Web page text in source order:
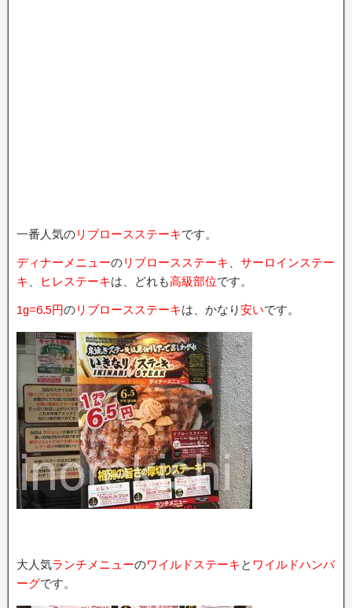
一番人気のリブロースステーキです。
ディナーメニューのリブロースステーキ
サーロインステー
キ
ヒレステーキは、どれも高級部位です。
1g=6.5円のリブロースステーキは、かなり安いです。
大人気ランチメニューのワイルドステーキと ワイルドハンバ
ーグです。